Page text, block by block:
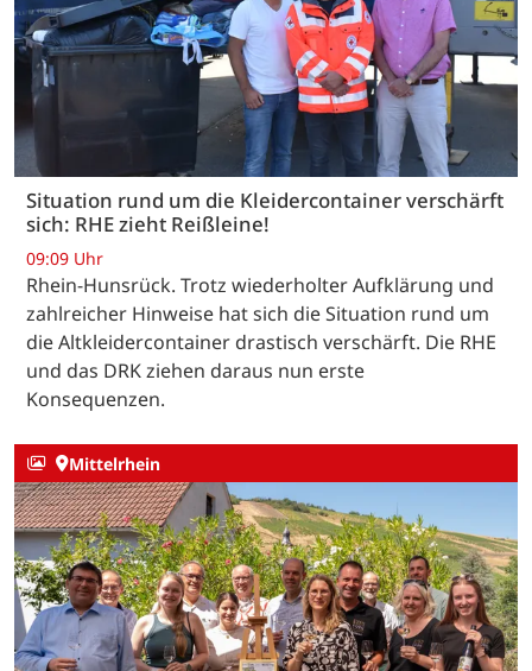
Situation rund um die Kleidercontainer verschärft
sich: RHE zieht Reißleine!
09:09 Uhr
Rhein-Hunsrück. Trotz wiederholter Aufklärung und
zahlreicher Hinweise hat sich die Situation rund um
die Altkleidercontainer drastisch verschärft. Die RHE
und das DRK ziehen daraus nun erste
Konsequenzen.
Mittelrhein